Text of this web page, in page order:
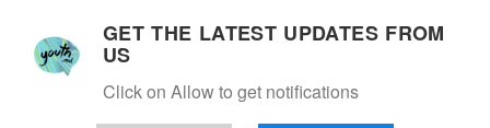
GET THE LATEST UPDATES FROM
US
Click on Allow to get notifications